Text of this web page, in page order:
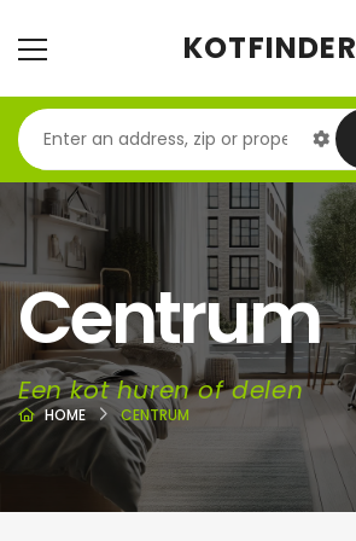
KOTFINDER
Centrum
Een kot huren of delen
HOME CENTRUM